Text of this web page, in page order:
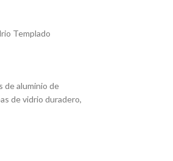
Templado
de aluminio de
de vidrio duradero,